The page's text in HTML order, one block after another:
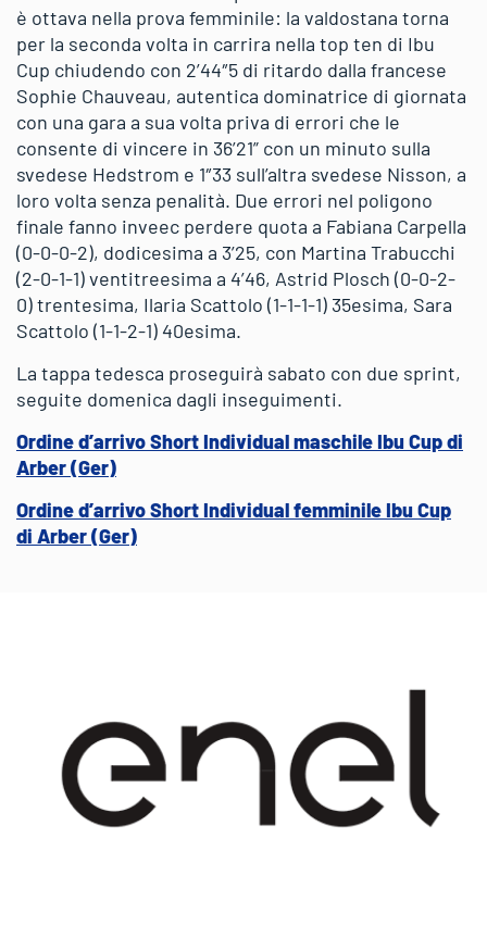
è ottava nella prova femminile: la valdostana torna
per la seconda volta in carrira nella top ten di Ibu
Cup chiudendo con 2’44″5 di ritardo dalla francese
Sophie Chauveau, autentica dominatrice di giornata
con una gara a sua volta priva di errori che le
consente di vincere in 36’21” con un minuto sulla
svedese Hedstrom e 1″33 sull’altra svedese Nisson, a
loro volta senza penalità. Due errori nel poligono
finale fanno inveec perdere quota a Fabiana Carpella
(0-0-0-2), dodicesima a 3’25, con Martina Trabucchi
(2-0-1-1) ventitreesima a 4’46, Astrid Plosch (0-0-2-
0) trentesima, Ilaria Scattolo (1-1-1-1) 35esima, Sara
Scattolo (1-1-2-1) 40esima.
La tappa tedesca proseguirà sabato con due sprint,
seguite domenica dagli inseguimenti.
Ordine d’arrivo Short Individual maschile Ibu Cup di
Arber (Ger)
Ordine d’arrivo Short Individual femminile Ibu Cup
di Arber (Ger)